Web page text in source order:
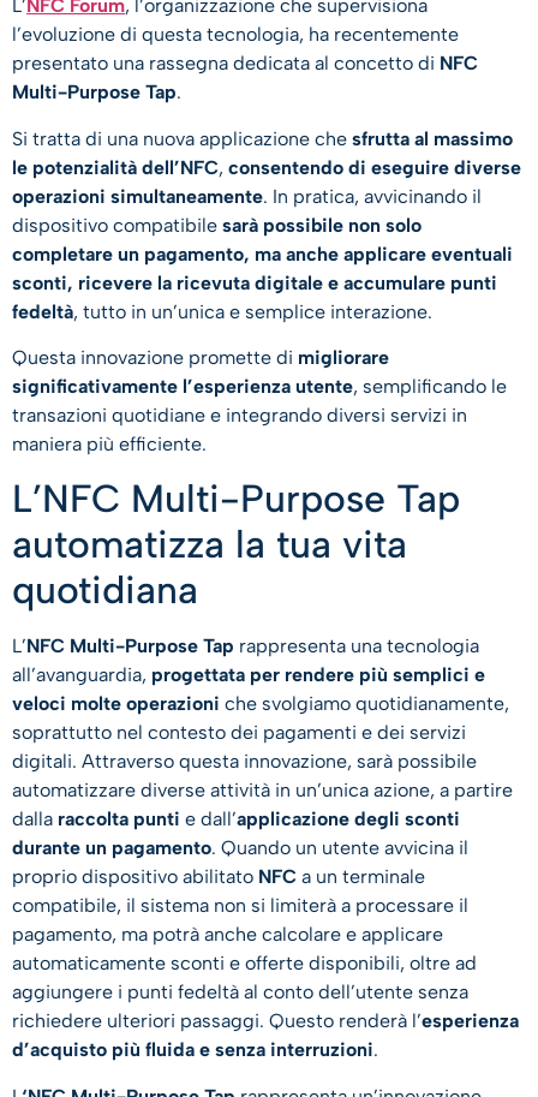
L’ NFC Forum, l’organizzazione che supervisiona
l’evoluzione di questa tecnologia, ha recentemente
presentato una rassegna dedicata al concetto di NFC
Multi-Purpose Tap.
Si tratta di una nuova applicazione che sfrutta al massimo
le potenzialità dell’NFC, consentendo di eseguire diverse
operazioni simultaneamente. In pratica, avvicinando il
dispositivo compatibile sarà possibile non solo
completare un pagamento, ma anche applicare eventuali
sconti, ricevere la ricevuta digitale e accumulare punti
fedeltà, tutto in un’unica e semplice interazione.
Questa innovazione promette di migliorare
significativamente l’esperienza utente, semplificando le
transazioni quotidiane e integrando diversi servizi in
maniera più efficiente.
L’NFC Multi-Purpose Tap
automatizza la tua vita
quotidiana
L’NFC Multi-Purpose Tap rappresenta una tecnologia
all’avanguardia, progettata per rendere più semplici e
veloci molte operazioni che svolgiamo quotidianamente,
soprattutto nel contesto dei pagamenti e dei servizi
digitali. Attraverso questa innovazione, sarà possibile
automatizzare diverse attività in un’unica azione, a partire
dalla raccolta punti e dall’applicazione degli sconti
durante un pagamento. Quando un utente avvicina il
proprio dispositivo abilitato NFC a un terminale
compatibile, il sistema non si limiterà a processare il
pagamento, ma potrà anche calcolare e applicare
automaticamente sconti e offerte disponibili, oltre ad
aggiungere i punti fedeltà al conto dell’utente senza
richiedere ulteriori passaggi. Questo renderà l’esperienza
d’acquisto più fluida e senza interruzioni.